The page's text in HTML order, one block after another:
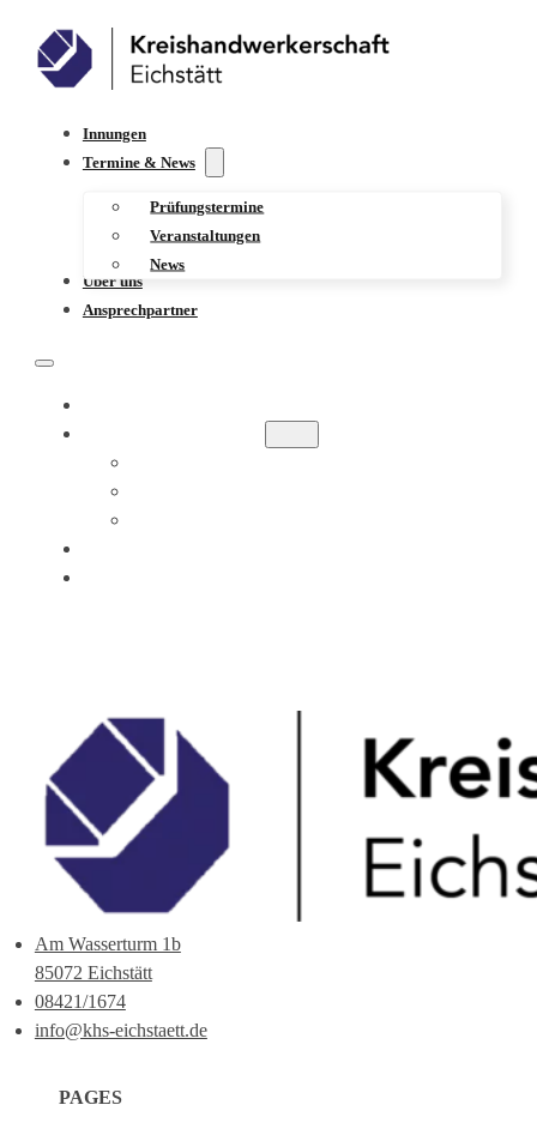
Innungen
Termine & News
Prüfungstermine
Veranstaltungen
News
Über uns
Ansprechpartner
Am Wasserturm 1b
85072 Eichstätt
08421/1674
info@khs-eichstaett.de
PAGES